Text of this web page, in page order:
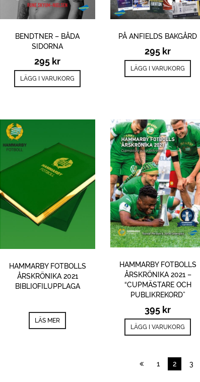
BENDTNER – BÅDA
SIDORNA
295 kr
LÄGG I VARUKORG
PÅ ANFIELDS BAKGÅRD
295 kr
LÄGG I VARUKORG
HAMMARBY FOTBOLLS
ÅRSKRÖNIKA 2021
BIBLIOFILUPPLAGA
LÄS MER
HAMMARBY FOTBOLLS
ÅRSKRÖNIKA 2021 –
“CUPMÄSTARE OCH
PUBLIKREKORD”
395 kr
LÄGG I VARUKORG
1 2 3